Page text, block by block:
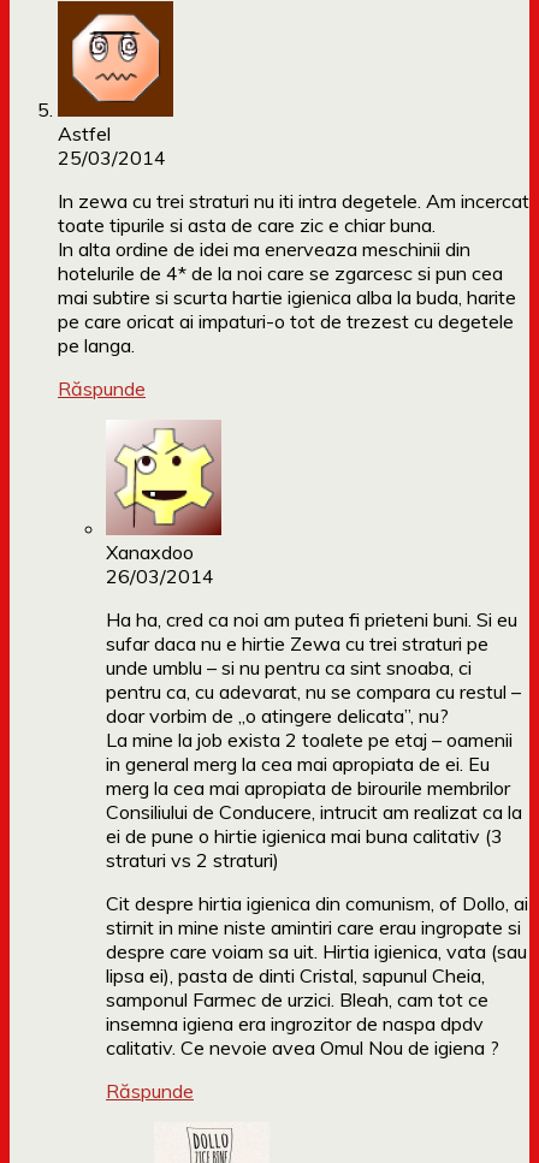
Astfel
25/03/2014
In zewa cu trei straturi nu iti intra degetele. Am incercat
toate tipurile si asta de care zic e chiar buna.
In alta ordine de idei ma enerveaza meschinii din
hotelurile de 4* de la noi care se zgarcesc si pun cea
mai subtire si scurta hartie igienica alba la buda, harite
pe care oricat ai impaturi-o tot de trezest cu degetele
pe langa.
Răspunde
Xanaxdoo
26/03/2014
Ha ha, cred ca noi am putea fi prieteni buni. Si eu
sufar daca nu e hirtie Zewa cu trei straturi pe
unde umblu – si nu pentru ca sint snoaba, ci
pentru ca, cu adevarat, nu se compara cu restul –
doar vorbim de „o atingere delicata”, nu?
La mine la job exista 2 toalete pe etaj – oamenii
in general merg la cea mai apropiata de ei. Eu
merg la cea mai apropiata de birourile membrilor
Consiliului de Conducere, intrucit am realizat ca la
ei de pune o hirtie igienica mai buna calitativ (3
straturi vs 2 straturi)
Cit despre hirtia igienica din comunism, of Dollo, ai
stirnit in mine niste amintiri care erau ingropate si
despre care voiam sa uit. Hirtia igienica, vata (sau
lipsa ei), pasta de dinti Cristal, sapunul Cheia,
samponul Farmec de urzici. Bleah, cam tot ce
insemna igiena era ingrozitor de naspa dpdv
calitativ. Ce nevoie avea Omul Nou de igiena ?
Răspunde